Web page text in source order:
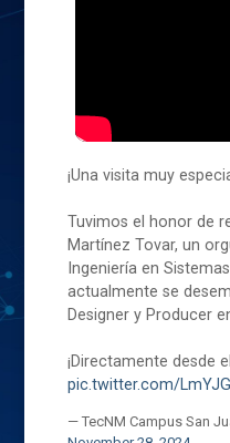
¡Una visita muy
Tuvimos el honor de
Martínez Tovar, un
Ingeniería en
actualmente se
Designer y Producer
¡Directamente desde
pic.twitter.com/
— TecNM Campus San